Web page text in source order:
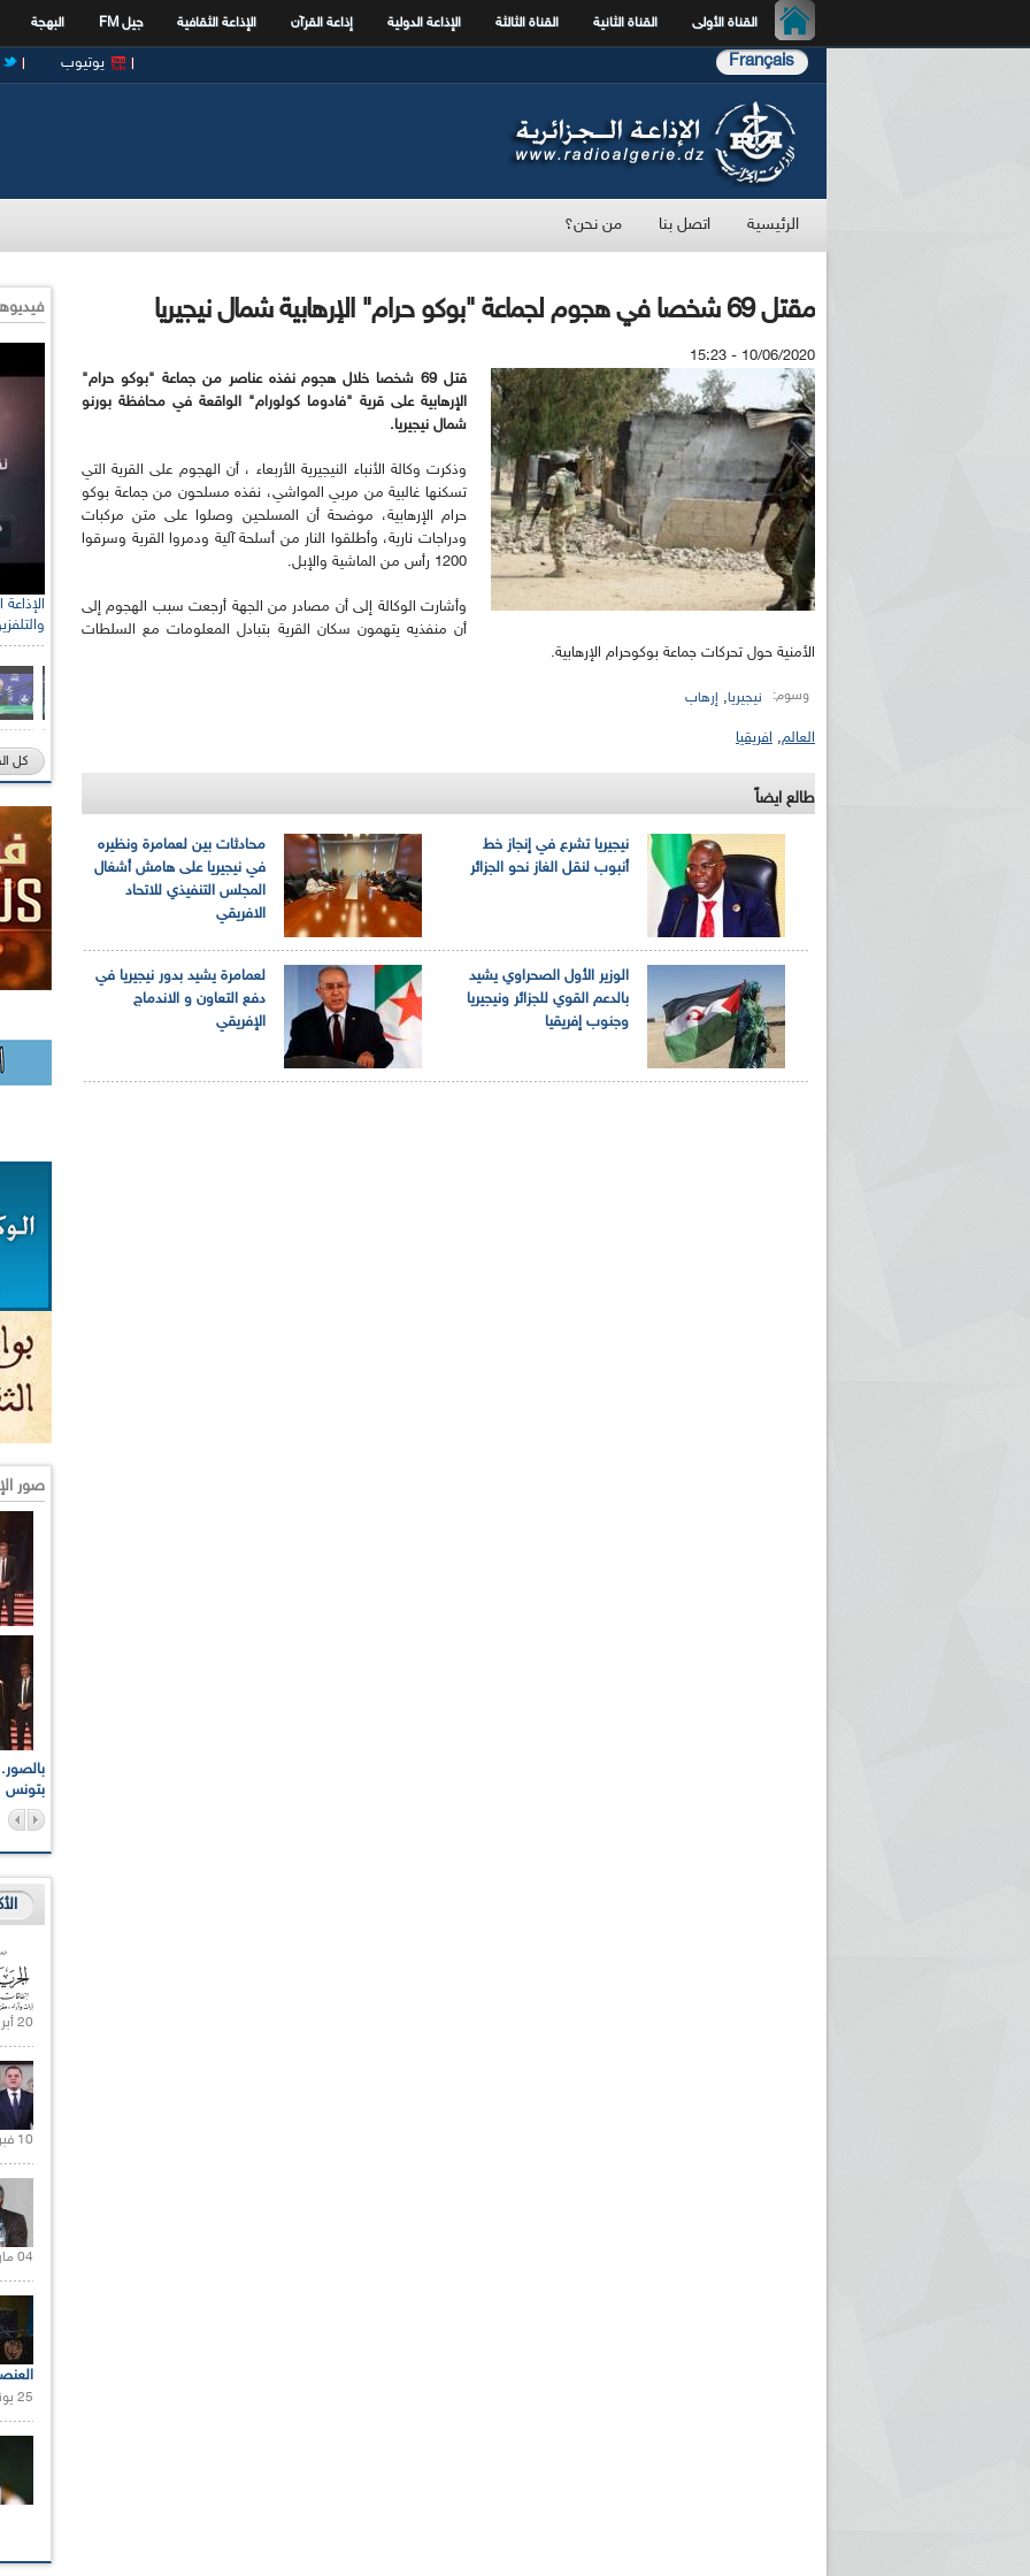
القناة الأولى القناة الثانية القناة الثالثة الإذاعة الدولية إذاعة القرآن الإذاعة الثقافية جيل FM البهجة
Français يوتيوب
الرئيسية اتصل بنا من نحن؟
مقتل 69 شخصا في هجوم لجماعة "بوكو حرام" الإرهابية شمال نيجيريا
10/06/2020 - 15:23
قتل 69 شخصا خلال هجوم نفذه عناصر من جماعة "بوكو حرام"
الإرهابية على قرية "فادوما كولورام" الواقعة في محافظة بورنو
شمال نيجيريا.
وذكرت وكالة الأنباء النيجيرية الأربعاء ، أن الهجوم على القرية التي
تسكنها غالبية من مربي المواشي، نفذه مسلحون من جماعة بوكو
حرام الإرهابية، موضحة أن المسلحين وصلوا على متن مركبات
ودراجات نارية، وأطلقوا النار من أسلحة آلية ودمروا القرية وسرقوا
1200 رأس من الماشية والإبل.
وأشارت الوكالة إلى أن مصادر من الجهة أرجعت سبب الهجوم إلى
أن منفذيه يتهمون سكان القرية بتبادل المعلومات مع السلطات
الأمنية حول تحركات جماعة بوكوحرام الإرهابية.
وسوم: نيجيريا, إرهاب
العالم, افريقيا
طالع ايضاً
محادثات بين لعمامرة ونظيره
في نيجيريا على هامش أشغال
المجلس التنفيذي للاتحاد
الافريقي
نيجيريا تشرع في إنجاز خط
أنبوب لنقل الغاز نحو الجزائر
لعمامرة يشيد بدور نيجيريا في
دفع التعاون و الاندماج
الإفريقي
الوزير الأول الصحراوي يشيد
بالدعم القوي للجزائر ونيجيريا
وجنوب إفريقيا
كل
صور
بتونس
20 أبريل 2021 |
10 فبراير 2021 |
04 مارس 2020 |
25 يونيو 2021 |